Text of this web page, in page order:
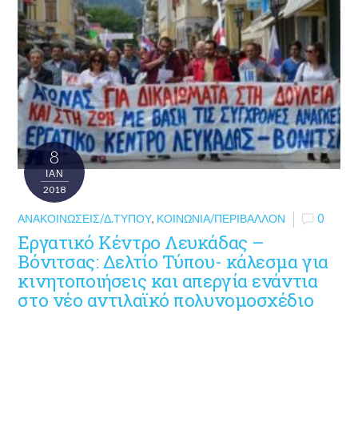
8
ΙΑΝ
2018
ΑΝΑΚΟΙΝΏΣΕΙΣ/Δ.ΤΎΠΟΥ, ΚΟΙΝΩΝΊΑ/ΠΕΡΙΒΆΛΛΟΝ 0
Εργατικό Κέντρο Λευκάδας –
Βόνιτσας: Δελτίο Τύπου- κάλεσμα για
κινητοποιήσεις και απεργία ενάντια
στο νέο αντιλαϊκό πολυνομοσχέδιο